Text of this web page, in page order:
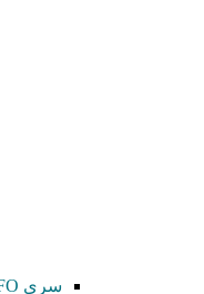
سری ALFO